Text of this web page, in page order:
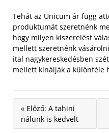
Tehát az Unicum ár függ
produktumát szeretnénk
hogy milyen kiszerelést
mellett szeretnénk
ital nagykereskedésben
mellett kínálják a különféle
« Előző: A tahini
nálunk is kedvelt